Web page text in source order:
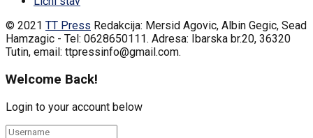
© 2021 TT Press Redakcija: Mersid Agovic, Albin Gegic, Sead
Hamzagic - Tel: 0628650111. Adresa: Ibarska br.20, 36320
Tutin, email: ttpressinfo@gmail.com.
Welcome Back!
Login to your account below